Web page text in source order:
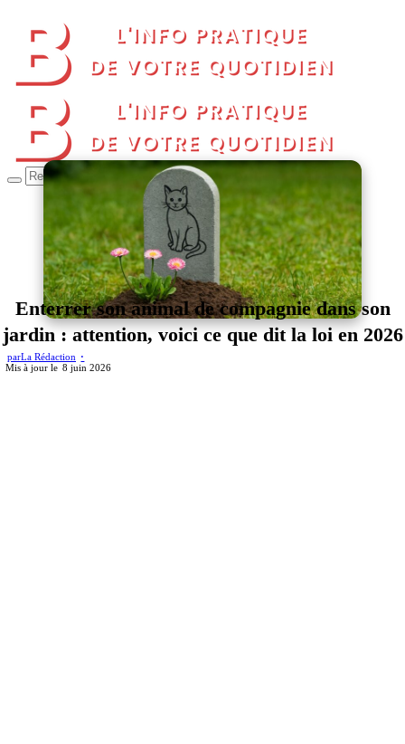
Enterrer son animal de compagnie dans son
jardin : attention, voici ce que dit la loi en 2026
parLa Rédaction
8 juin 2026